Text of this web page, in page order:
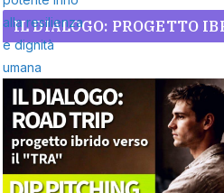
IL DIALOGO: PROGETTO